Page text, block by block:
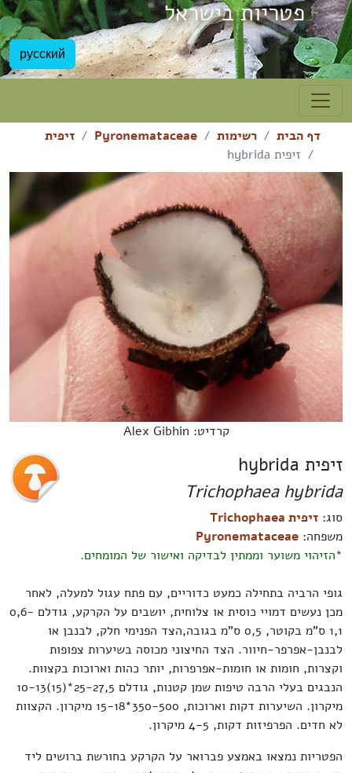
פטריות בישראל
русский
דף הבית רשימות Pyronemataceae
זיפית
זיפית hybrida
קרדיט: Alex Gibhin
זיפית hybrida
Trichophaea hybrida
סוג:זיפית Trichophaea
משפחה:Pyronemataceae
*הזיהוי משוער וממתין לבדיקה ואישור של המומחים.
גופי הרביה בתחילה כמעט כדוריים, עם פתח עגול למעלה, לאחר
מכן נעשים דמויי כוסית או צלוחית, יושבים על הקרקע, גודלם 0,6-
1,1 ס"מ בקוטר, 0,5 ס"מ בגובה,הצד הפנימי חלק, לבנבן או
לבנבן-אפרפר-חיוור. הצד החיצוני מכוסה בשיערות צפופות
וקצרות, חומות או חומות-אפרפרות, יותר כהות וארוכות בקצוות.
הנבגים בעלי הרבה טיפות שמן קטנות, גודלם 25-27,5*(15)10-13
מיקרון. השיערות דקות וארוכות, 350-500*15-18 מיקרון. הקצוות
לא חדים. הפרפיזות דקות, 4-5 מיקרון.
הפטריות נמצאו באמצע פברואר על הקרקע בחורשת ברושים ליד